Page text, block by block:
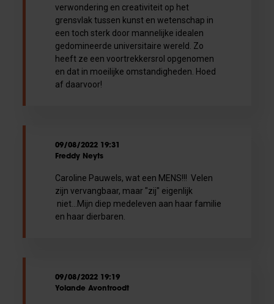
verwondering en creativiteit op het
grensvlak tussen kunst en wetenschap in
een toch sterk door mannelijke idealen
gedomineerde universitaire wereld. Zo
heeft ze een voortrekkersrol opgenomen
en dat in moeilijke omstandigheden. Hoed
af daarvoor!
09/08/2022 19:31
Freddy Neyts
Caroline Pauwels, wat een MENS!!! Velen
zijn vervangbaar, maar "zij" eigenlijk
niet...Mijn diep medeleven aan haar familie
en haar dierbaren.
09/08/2022 19:19
Yolande Avontroodt